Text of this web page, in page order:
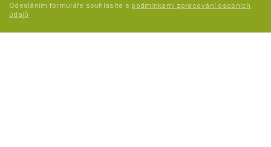
Odesláním formuláře souhlasíte s podmínkami zpracování osobních
údajů